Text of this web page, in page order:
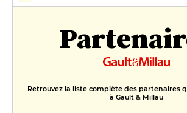
Retrouvez la liste complète des partenaires
à Gault & Millau